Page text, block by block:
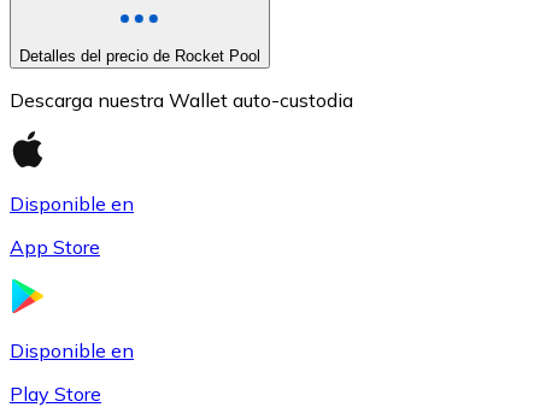
Detalles del precio de Rocket Pool
Descarga nuestra Wallet auto-custodia
Disponible en
App Store
Disponible en
Play Store